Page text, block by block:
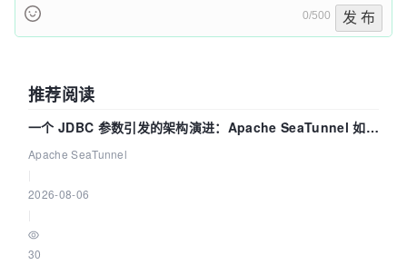
0/500 发 布
推荐阅读
一个 JDBC 参数引发的架构演进：Apache SeaTunnel 如何
解决数据同步中的“定时 Flush”难题
Apache SeaTunnel
2026-08-06
30